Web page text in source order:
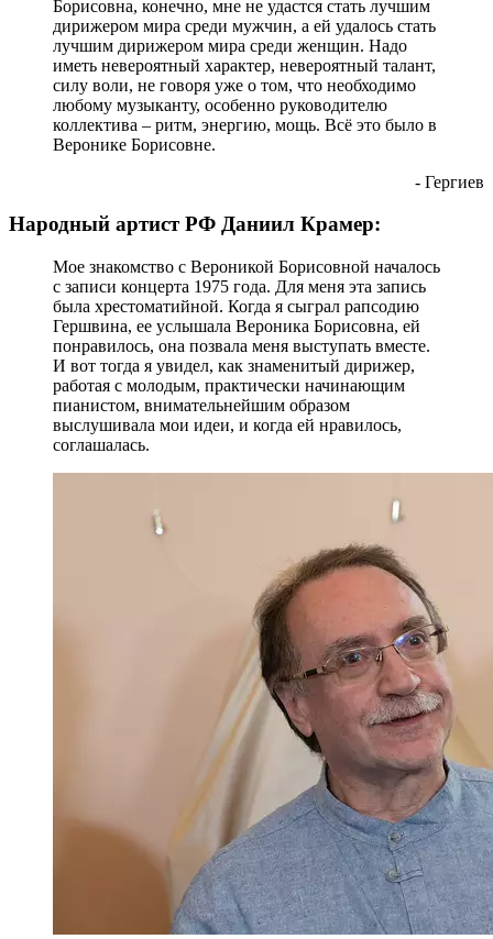
Борисовна, конечно, мне не удастся стать лучшим
дирижером мира среди мужчин, а ей удалось стать
лучшим дирижером мира среди женщин. Надо
иметь невероятный характер, невероятный талант,
силу воли, не говоря уже о том, что необходимо
любому музыканту, особенно руководителю
коллектива – ритм, энергию, мощь. Всё это было в
Веронике Борисовне.
- Гергиев
Народный артист РФ Даниил Крамер:
Мое знакомство с Вероникой Борисовной началось
с записи концерта 1975 года. Для меня эта запись
была хрестоматийной. Когда я сыграл рапсодию
Гершвина, ее услышала Вероника Борисовна, ей
понравилось, она позвала меня выступать вместе.
И вот тогда я увидел, как знаменитый дирижер,
работая с молодым, практически начинающим
пианистом, внимательнейшим образом
выслушивала мои идеи, и когда ей нравилось,
соглашалась.